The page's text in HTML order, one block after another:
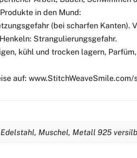
in den Mund:
(bei scharfen Kanten).
Strangulierungsgefahr.
kühl und trocken lagern,
auf:
Edelstahl, Muschel, Metall 925